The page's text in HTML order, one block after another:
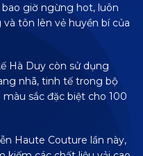
giờ ngừng hot, luôn
tôn lên vẻ huyền bí của
Hà Duy còn sử dụng
nhã, tinh tế trong bộ
sắc đặc biệt cho 100
Haute Couture lần này,